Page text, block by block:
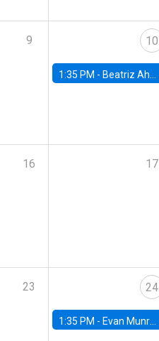
9 10
1:35 PM - Beatriz Ahumada, PhD candidate, Universidad de Pittsburgh
16 17
23 24
1:35 PM - Evan Munro, Neyman Visiting Assistant Professor in the Department of Statistics at UC Berkeley